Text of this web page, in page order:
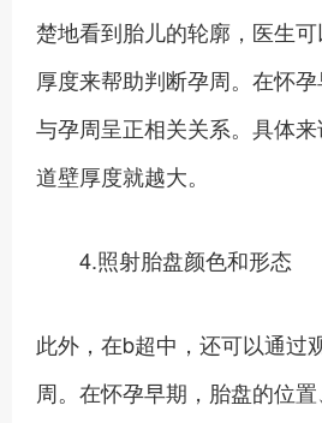
楚地看到胎儿的轮廓，医生
厚度来帮助判断孕周。在怀
与孕周呈正相关关系。具体
道壁厚度就越大。
4.照射胎盘颜色和形态
此外，在b超中，还可以通过
周。在怀孕早期，胎盘的位